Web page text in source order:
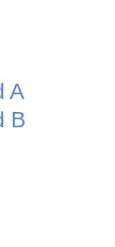
A
B